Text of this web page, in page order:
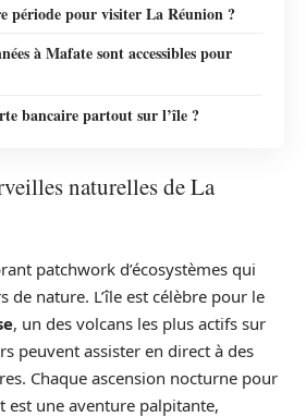
période pour visiter La Réunion ?
à Mafate sont accessibles pour
bancaire partout sur l’île ?
naturelles de La
patchwork d’écosystèmes qui
de nature. L’île est célèbre pour le
, un des volcans les plus actifs sur
peuvent assister en direct à des
Chaque ascension nocturne pour
est une aventure palpitante,